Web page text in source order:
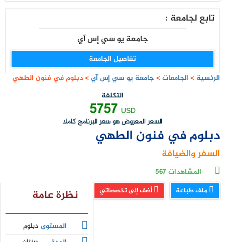
تابع لجامعة :
جامعة يو سي إس آي
تفاصيل الجامعة
الرئسية > الجامعات> جامعة يو سي إس آي>دبلوم في فنون الطهي
التكلفة
5757 USD
السعر المعروض هو سعر البرنامج كاملا
دبلوم في فنون الطهي
السفر والضيافة
المشاهدات567
ملف طباعة أضف إلى تخصصاتي نظرة عامة
المستوى دبلوم